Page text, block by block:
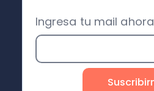
Ingresa tu mail ahora